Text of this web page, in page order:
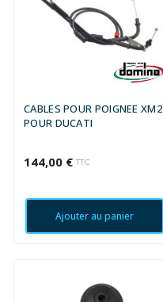
CABLES POUR POIGNEE XM2
POUR DUCATI
144,00 € TTC
Ajouter au panier